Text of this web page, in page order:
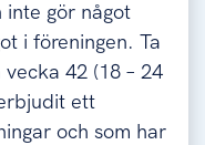
gör något
i föreningen. Ta
42 (18 – 24
ett
och som har